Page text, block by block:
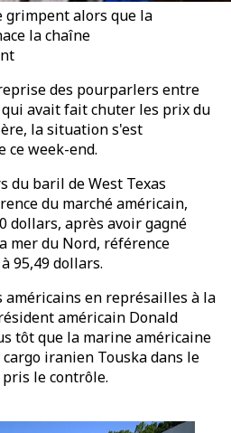
grimpent alors que la
la chaîne
des pourparlers entre
avait fait chuter les prix du
la situation s'est
week-end.
du baril de West Texas
du marché américain,
dollars, après avoir gagné
mer du Nord, référence
95,49 dollars.
américains en représailles à la
américain Donald
tôt que la marine américaine
iranien Touska dans le
le contrôle.